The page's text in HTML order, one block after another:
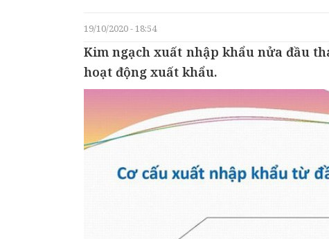
19/10/2020 - 18:54
Kim ngạch xuất nhập khẩu nửa đầu
hoạt động xuất khẩu.